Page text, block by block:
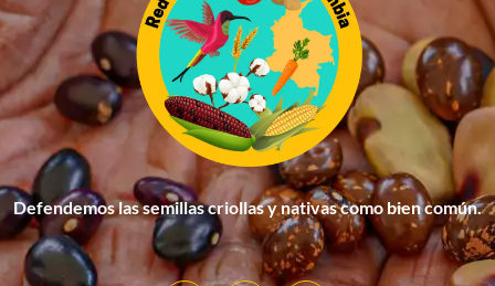
Defendemos las semillas criollas y nativas como bien común.